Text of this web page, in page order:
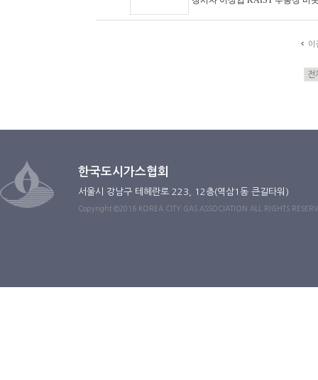
이
한국도시가스협회
서울시 강남구 테헤란로 223, 12층(역삼1동 큰길타워)
Copyright ©2016 KOREA CITY GAS ASSOCIATION ALL RIGHTS